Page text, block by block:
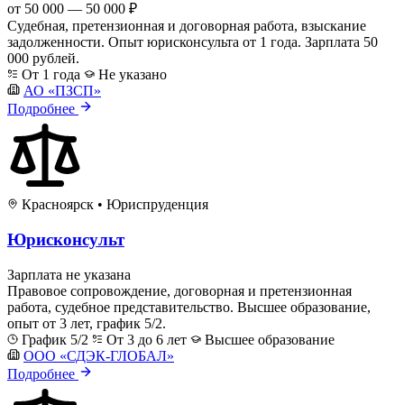
от 50 000 — 50 000 ₽
Судебная, претензионная и договорная работа, взыскание
задолженности. Опыт юрисконсульта от 1 года. Зарплата 50
000 рублей.
От 1 года
Не указано
АО «ПЗСП»
Подробнее
Красноярск • Юриспруденция
Юрисконсульт
Зарплата не указана
Правовое сопровождение, договорная и претензионная
работа, судебное представительство. Высшее образование,
опыт от 3 лет, график 5/2.
График 5/2
От 3 до 6 лет
Высшее образование
ООО «СДЭК-ГЛОБАЛ»
Подробнее